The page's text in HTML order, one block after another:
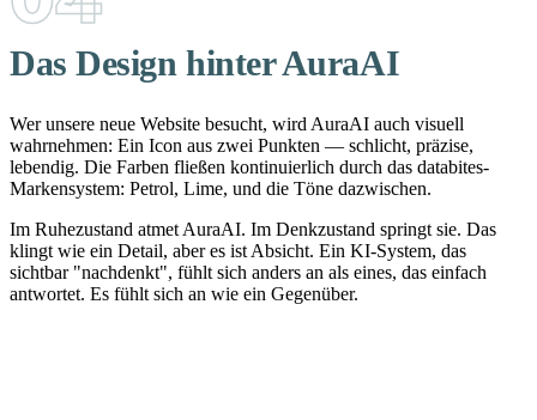
Das Design hinter AuraAI
Wer unsere neue Website besucht, wird AuraAI auch visuell
wahrnehmen: Ein Icon aus zwei Punkten — schlicht, präzise,
lebendig. Die Farben fließen kontinuierlich durch das databites-
Markensystem: Petrol, Lime, und die Töne dazwischen.
Im Ruhezustand atmet AuraAI. Im Denkzustand springt sie. Das
klingt wie ein Detail, aber es ist Absicht. Ein KI-System, das
sichtbar "nachdenkt", fühlt sich anders an als eines, das einfach
antwortet. Es fühlt sich an wie ein Gegenüber.